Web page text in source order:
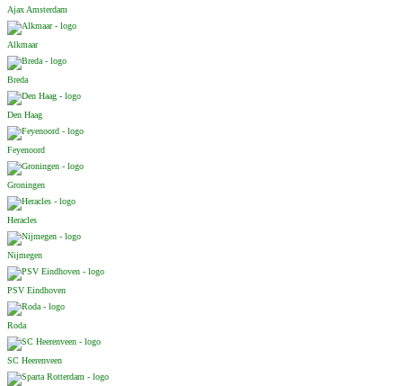
Ajax Amsterdam
Alkmaar
Breda
Den Haag
Feyenoord
Groningen
Heracles
Nijmegen
PSV Eindhoven
Roda
SC Heerenveen